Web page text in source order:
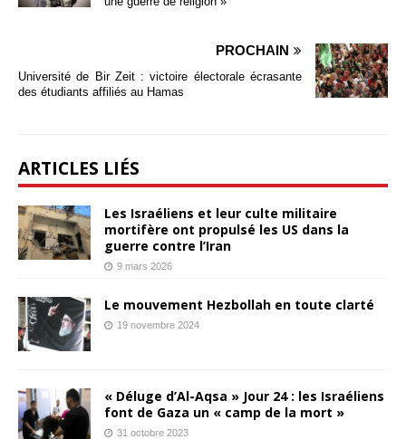
PROCHAIN
Université de Bir Zeit : victoire électorale écrasante
des étudiants affiliés au Hamas
ARTICLES LIÉS
Les Israéliens et leur culte militaire
mortifère ont propulsé les US dans la
guerre contre l’Iran
9 mars 2026
Le mouvement Hezbollah en toute clarté
19 novembre 2024
« Déluge d’Al-Aqsa » Jour 24 : les Israéliens
font de Gaza un « camp de la mort »
31 octobre 2023